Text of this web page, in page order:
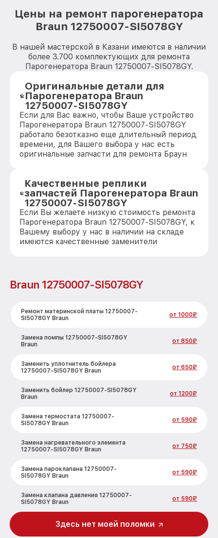
Цены на ремонт парогенератора
Braun 12750007-SI5078GY
В нашей мастерской в Казани имеются в наличии
более 3.700 комплектующих для ремонта
Парогенератора Braun 12750007-SI5078GY.
Оригинальные детали для
Парогенератора Braun
12750007-SI5078GY
Если для Вас важно, чтобы Ваше устройство
Парогенератора Braun 12750007-SI5078GY
работало безотказно еще длительный период
времени, для Вашего выбора у нас есть
оригинальные запчасти для ремонта Браун
Качественные реплики
запчастей Парогенератора Braun
12750007-SI5078GY
Если Вы желаете низкую стоимость ремонта
Парогенератора Braun 12750007-SI5078GY, к
Вашему выбору у нас в наличии на складе
имеются качественные заменители
Braun 12750007-SI5078GY
Ремонт материнской платы 12750007-
SI5078GY Braun
от 1000₽
Замена помпы 12750007-SI5078GY
Braun
от 850₽
Заменить уплотнитель бойлера
12750007-SI5078GY Braun
от 650₽
Заменить бойлер 12750007-SI5078GY
Braun
от 1200₽
Замена термостата 12750007-
SI5078GY Braun
от 590₽
Замена нагревательного элемента
12750007-SI5078GY Braun
от 750₽
Замена пароклапана 12750007-
SI5078GY Braun
от 590₽
Замена клапана давления 12750007-
SI5078GY Braun
от 590₽
Чистка системы генерации пара
12750007-SI5078GY Braun
Здесь нет моей поломки